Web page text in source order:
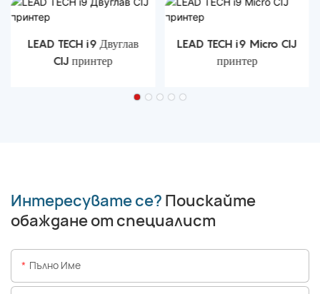
LEAD TECH i9 Двуглав
CIJ принтер
LEAD TECH i9 Micro CIJ
принтер
Интересувате се? Поискайте
обаждане от специалист
Пълно Име